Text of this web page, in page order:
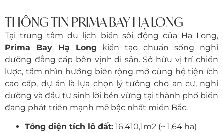
THÔNG TIN PRIMA BAY HẠ LONG
Tại trung tâm du lịch biển sôi động của Hạ Long,
Prima Bay Hạ Long kiến tạo chuẩn sống nghỉ
dưỡng đẳng cấp bên vịnh di sản. Sở hữu vị trí chiến
lược, tầm nhìn hướng biển rộng mở cùng hệ tiện ích
cao cấp, dự án là lựa chọn lý tưởng cho an cư, nghỉ
dưỡng và đầu tư sinh lời bền vững tại thành phố biển
đang phát triển mạnh mẽ bậc nhất miền Bắc.
Tổng diện tích lô đất: 16.410,1m2 (~ 1,64 ha)